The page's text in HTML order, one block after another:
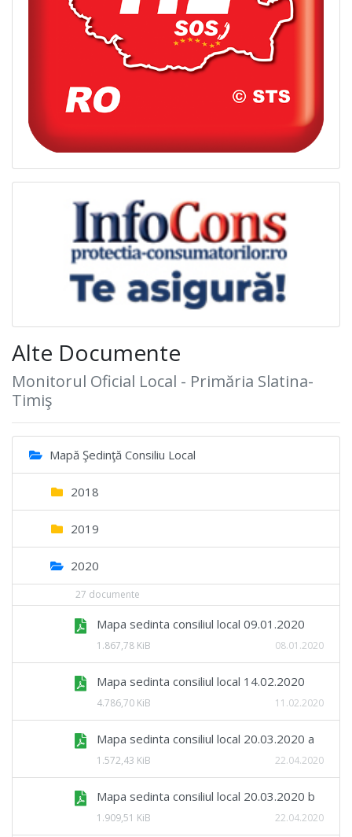
Alte Documente
Monitorul Oficial Local - Primăria Slatina-
Timiş
Mapă Şedinţă Consiliu Local
2018
2019
2020
27 documente
Mapa sedinta consiliul local 09.01.2020
1.867,78 KiB 08.01.2020
Mapa sedinta consiliul local 14.02.2020
4.786,70 KiB 11.02.2020
Mapa sedinta consiliul local 20.03.2020 a
1.572,43 KiB 22.04.2020
Mapa sedinta consiliul local 20.03.2020 b
1.909,51 KiB 22.04.2020